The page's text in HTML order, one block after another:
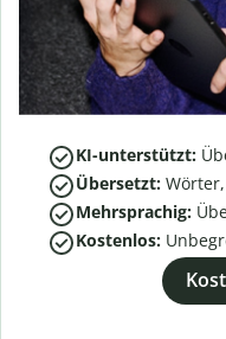
KI-unterstützt:
Übersetzt:
Mehrsprachig:
Kostenlos: